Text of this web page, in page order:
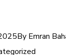
By Emran